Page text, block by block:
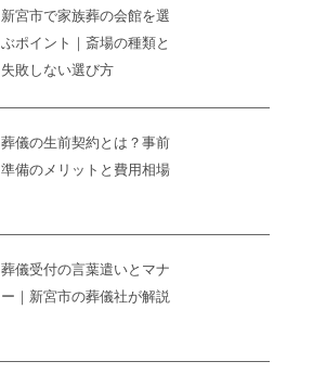
新宮市で家族葬の会館を選
ぶポイント｜斎場の種類と
失敗しない選び方
葬儀の生前契約とは？事前
準備のメリットと費用相場
葬儀受付の言葉遣いとマナ
ー｜新宮市の葬儀社が解説